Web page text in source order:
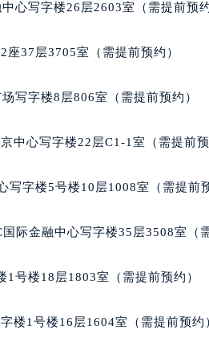
玉泉区大学西街70号华润万象城写
路28号英利国际金融中心写字楼20
路萧邦售后服务中心（需提前预约
军路萧邦售后服务中心（需提前预
太平路萧邦售后服务中心（需提前
区龙华路萧邦售后服务中心（需提
华街与康庄路交叉口萧邦售后服务
街萧邦售后服务中心（需提前预约
心写字楼26层2603室（需提前预约
座37层3705室（需提前预约）
写字楼8层806室（需提前预约）
中心写字楼22层C1-1室（需提前预
字楼5号楼10层1008室（需提前
际金融中心写字楼35层3508室（
号楼18层1803室（需提前预约）
楼1号楼16层1604室（需提前预约